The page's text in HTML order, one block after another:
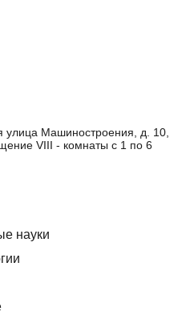
улица Машиностроения, д. 10,
VIII - комнаты с 1 по 6
науки